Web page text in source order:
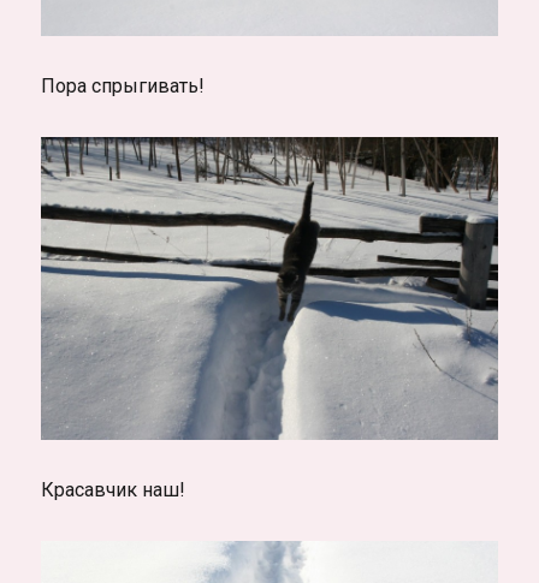
Пора спрыгивать!
Красавчик наш!